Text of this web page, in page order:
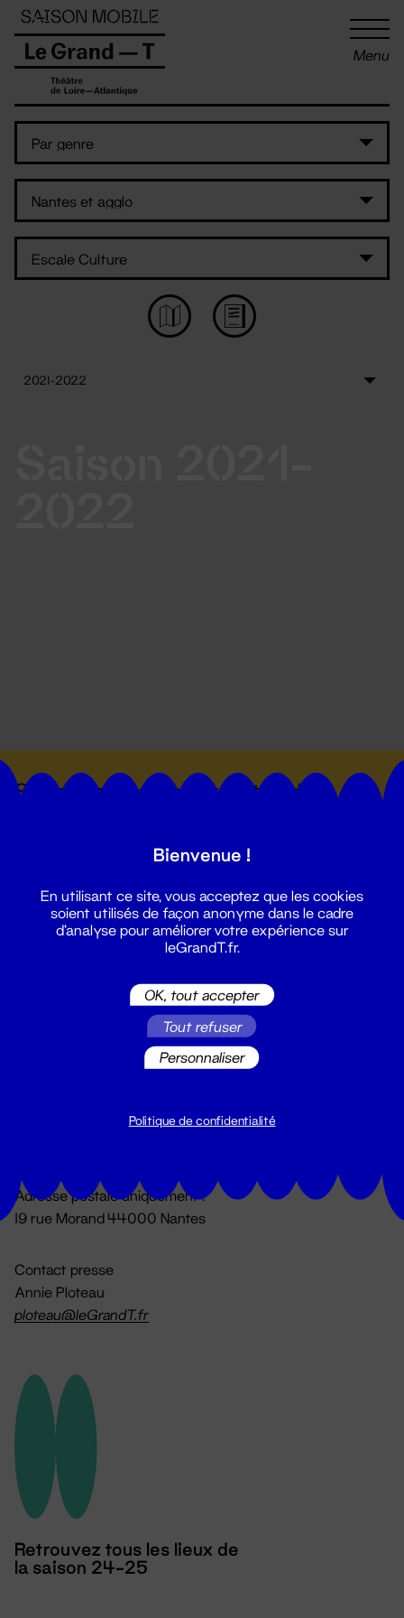
Menu
Suivez toutes les actualités du
Du lundi au vendredi 14h → 18h
Adresse postale uniquement :
19 rue Morand 44000 Nantes
Contact presse
Annie Ploteau
ploteau@leGrandT.fr
Retrouvez tous les lieux de
la saison 24-25
Panneau de gestion des cookies
Bienvenue !
En utilisant ce site, vous acceptez que les cookies
soient utilisés de façon anonyme dans le cadre
d'analyse pour améliorer votre expérience sur
leGrandT.fr.
OK, tout accepter
Tout refuser
Personnaliser
Politique de confidentialité